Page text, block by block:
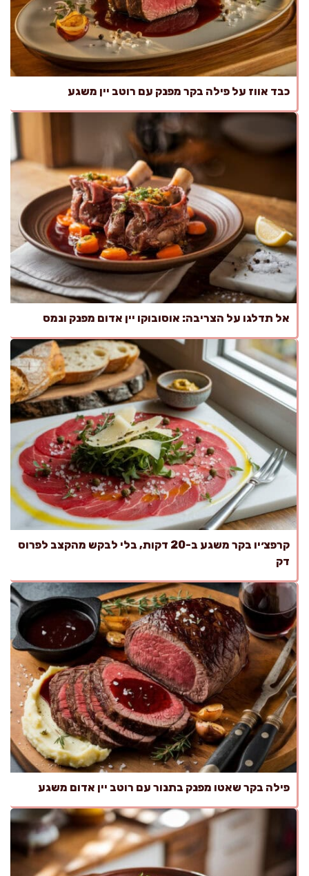
כבד אווז על פילה בקר מפנק עם רוטב יין משגע
אל תדלגו על הצריבה: אוסובוקו יין אדום מפנק ונמס
קרפצ׳יו בקר משגע ב-20 דקות, בלי לבקש מהקצב לפרוס
דק
פילה בקר שאטו מפנק בתנור עם רוטב יין אדום משגע